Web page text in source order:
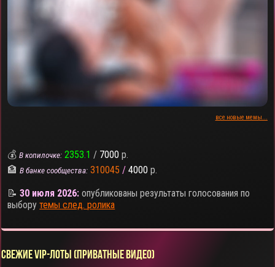
все новые мемы...
💰В копилочке: 2353.1 / 7000 р.
🏦В банке сообщества: 310045 / 4000 р.
📝30 июля 2026: опубликованы результаты голосования по
выборутемы след. ролика
СВЕЖИЕ VIP-ЛОТЫ (ПРИВАТНЫЕ ВИДЕО)